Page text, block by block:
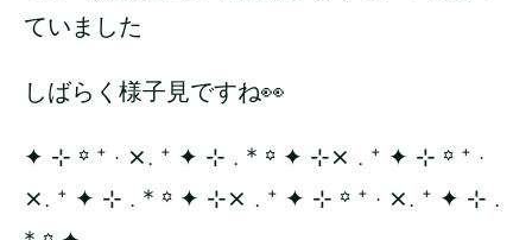
ていました
しばらく様子見ですね👀
✦ ⊹ ꙳ ⁺ ‧ ⨯. ⁺ ✦ ⊹ . * ꙳ ✦ ⊹⨯ . ⁺ ✦ ⊹ ꙳ ⁺ ‧
⨯. ⁺ ✦ ⊹ . * ꙳ ✦ ⊹⨯ . ⁺ ✦ ⊹ ꙳ ⁺ ‧ ⨯. ⁺ ✦ ⊹ .